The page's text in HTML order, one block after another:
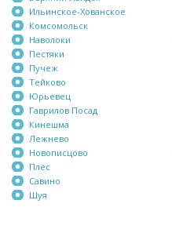
Ильинское-Хованское
Комсомольск
Наволоки
Пестяки
Пучеж
Тейково
Юрьевец
Гаврилов Посад
Кинешма
Лежнево
Новописцово
Плёс
Савино
Шуя